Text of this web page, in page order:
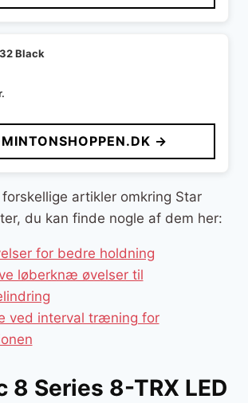
Black
→
artikler omkring Star
du kan finde nogle af dem her:
for bedre holdning
løberknæ øvelser til
ved interval træning for
8 Series 8-TRX LED